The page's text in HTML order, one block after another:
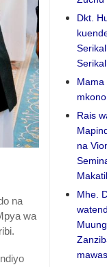
na
wa
Dkt.
Mama
Rais
na
Mhe.